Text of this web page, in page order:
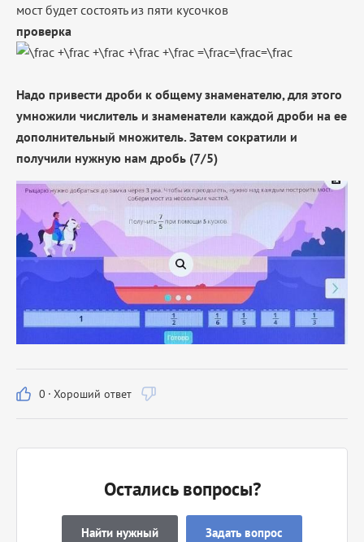
мост будет состоять из пяти кусочков
проверка
Надо привести дроби к общему знаменателю, для этого
умножили числитель и знаменатели каждой дроби на ее
дополнительный множитель. Затем сократили и
получили нужную нам дробь (7/5)
0 · Хороший ответ
Остались вопросы?
Найти нужный Задать вопрос